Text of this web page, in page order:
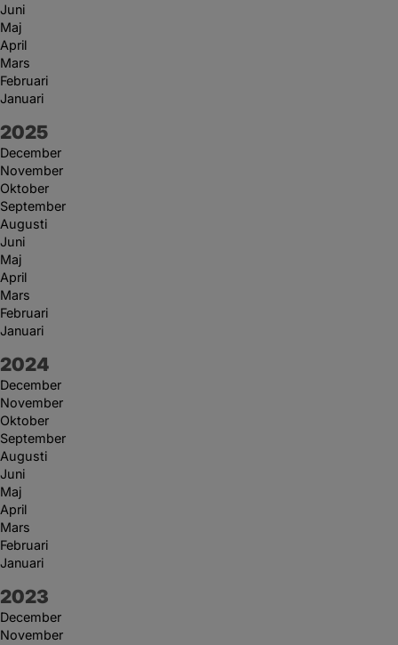
Juni
Maj
April
Mars
Februari
Januari
År:
2025
December
November
Oktober
September
Augusti
Juni
Maj
April
Mars
Februari
Januari
År:
2024
December
November
Oktober
September
Augusti
Juni
Maj
April
Mars
Februari
Januari
År:
2023
December
November